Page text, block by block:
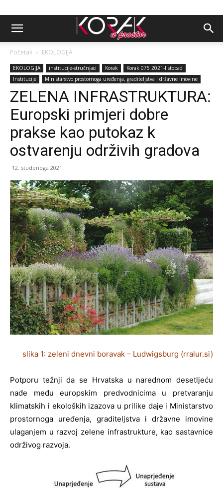
Početak EKOLOGIJA
EKOLOGIJA institucije-stručnjaci Korak
Korak 075 2021-listopad
Institucije
Ministarstvo prostornoga uređenja, graditeljstva i državne imovine
ZELENA INFRASTRUKTURA:
Europski primjeri dobre
prakse kao putokaz k
ostvarenju održivih gradova
12. studenoga 2021.
slika 1: zeleni dnevni boravak – Ludwigsburg (rralur.si)
Potporu težnji da se Hrvatska u narednom desetljeću
nađe među europskim predvodnicima u pretvaranju
klimatskih i ekoloških izazova u prilike daje i Ministarstvo
prostornoga uređenja, graditeljstva i državne imovine
ulaganjem u razvoj zelene infrastrukture, kao sastavnice
održivog razvoja.